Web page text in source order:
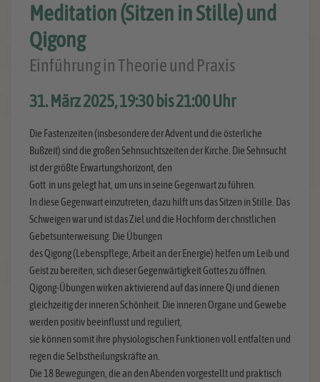
Meditation (Sitzen in Stille) und
Qigong
Einführung in Theorie und Praxis
31. März 2025, 19:30 bis 21:00 Uhr
Die Fastenzeiten (insbesondere der Advent und die österliche
Bußzeit) sind die großen Sehnsuchtszeiten der Kirche. Die Sehnsucht
ist der größte Erwartungshorizont, den
Gott in uns gelegt hat, um uns in seine Gegenwart zu führen.
In diese Gegenwart einzutreten, dazu hilft uns das Sitzen in Stille. Das
Schweigen war und ist das Ziel und die Hochform der christlichen
Gebetsunterweisung. Die Übungen
des Qigong (Lebenspflege, Arbeit an der Energie) helfen um Leib und
Geist zu bereiten, sich dieser Gegenwärtigkeit Gottes zu öffnen.
Qigong-Übungen wirken aktivierend auf das innere Qi und dienen
gleichzeitig der inneren Schönheit. Die inneren Organe und Gewebe
werden positiv beeinflusst und reguliert,
sie können somit ihre physiologischen Funktionen voll entfalten und
regen die Selbstheilungskräfte an.
Die 18 Bewegungen, die an den Abenden vorgestellt und praktisch